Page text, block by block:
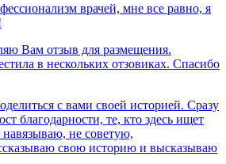
врачей, мне все равно, я
Вам отзыв для размещения.
в нескольких отзовиках. Спасибо
с вами своей историей. Сразу
благодарности, те, кто здесь ищет
не советую,
свою историю и высказываю